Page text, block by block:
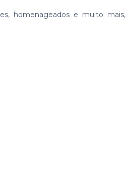
homenageados e muito mais,